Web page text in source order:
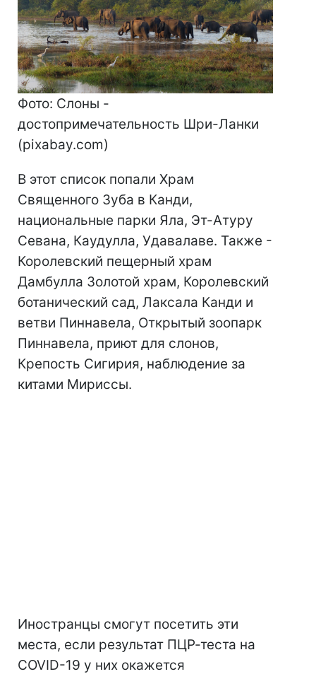
Фото: Слоны -
достопримечательность Шри-Ланки
(pixabay.com)
В этот список попали Храм
Священного Зуба в Канди,
национальные парки Яла, Эт-Атуру
Севана, Каудулла, Удавалаве. Также -
Королевский пещерный храм
Дамбулла Золотой храм, Королевский
ботанический сад, Лаксала Канди и
ветви Пиннавела, Открытый зоопарк
Пиннавела, приют для слонов,
Крепость Сигирия, наблюдение за
китами Мириссы.
Иностранцы смогут посетить эти
места, если результат ПЦР-теста на
COVID-19 у них окажется